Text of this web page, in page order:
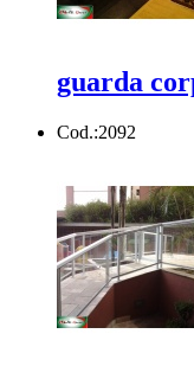
guarda
Cod.:2092